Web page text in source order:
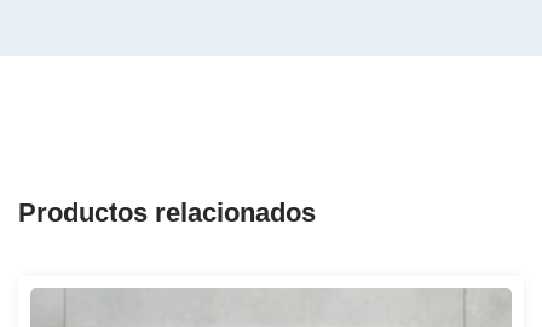
Productos relacionados